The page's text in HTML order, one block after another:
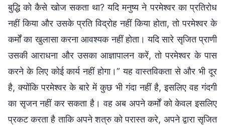
बुद्धि को कैसे खोज सकता था? यदि मनुष्य ने परमेश्वर का प्रतिरोध
नहीं किया और उसके प्रति विद्रोह नहीं किया होता, तो परमेश्वर के
कर्मों का खुलासा करना आवश्यक नहीं होता। यदि सारे सृजित प्राणी
उसकी आराधना और उसका आज्ञापालन करें, तो परमेश्वर के पास
करने के लिए कोई कार्य नहीं होगा।” यह वास्तविकता से और भी दूर
है, क्योंकि परमेश्वर के बारे में कुछ भी गंदा नहीं है, इसलिए वह गंदगी
का सृजन नहीं कर सकता है। वह अब अपने कर्मों को केवल इसलिए
प्रकट करता है ताकि अपने शत्रु को परास्त करे, अपने द्वारा सृजित